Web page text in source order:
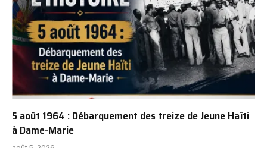
5 août 1964 : Débarquement des treize de Jeune Haïti
à Dame-Marie